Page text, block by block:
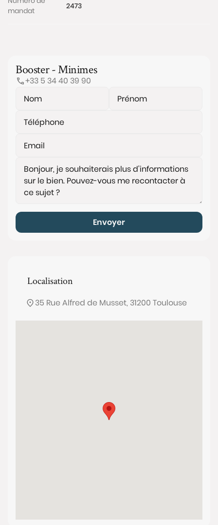
mandat
2473
Booster - Minimes
+33 5 34 40 39 90
Envoyer
Localisation
35 Rue Alfred de Musset, 31200 Toulouse